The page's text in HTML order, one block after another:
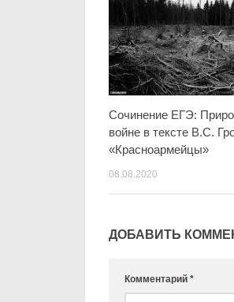
Сочинение ЕГЭ:
войне в тексте В.С.
«Красноармейцы»
08.08.2020
ДОБАВИТЬ
Комментарий *